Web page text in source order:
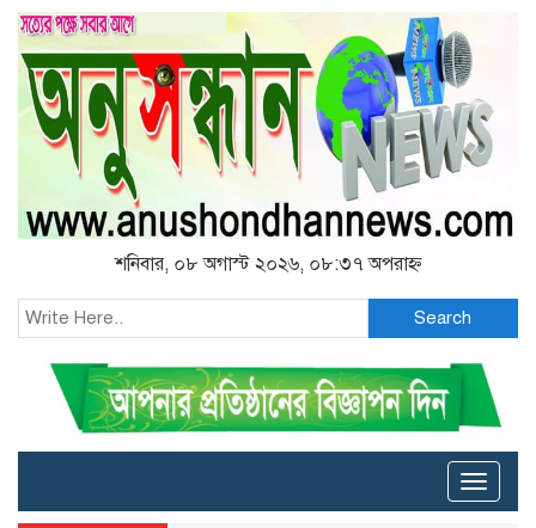
শনিবার, ০৮ অগাস্ট ২০২৬, ০৮:৩৭ অপরাহ্ন
Search
Toggle